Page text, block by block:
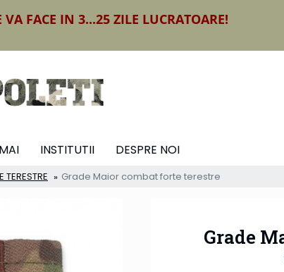
FACE IN 3...25 ZILE LUCRATOARE!
MAI INSTITUTII DESPRE NOI
TERESTRE Grade Maior combat forte terestre
Grade